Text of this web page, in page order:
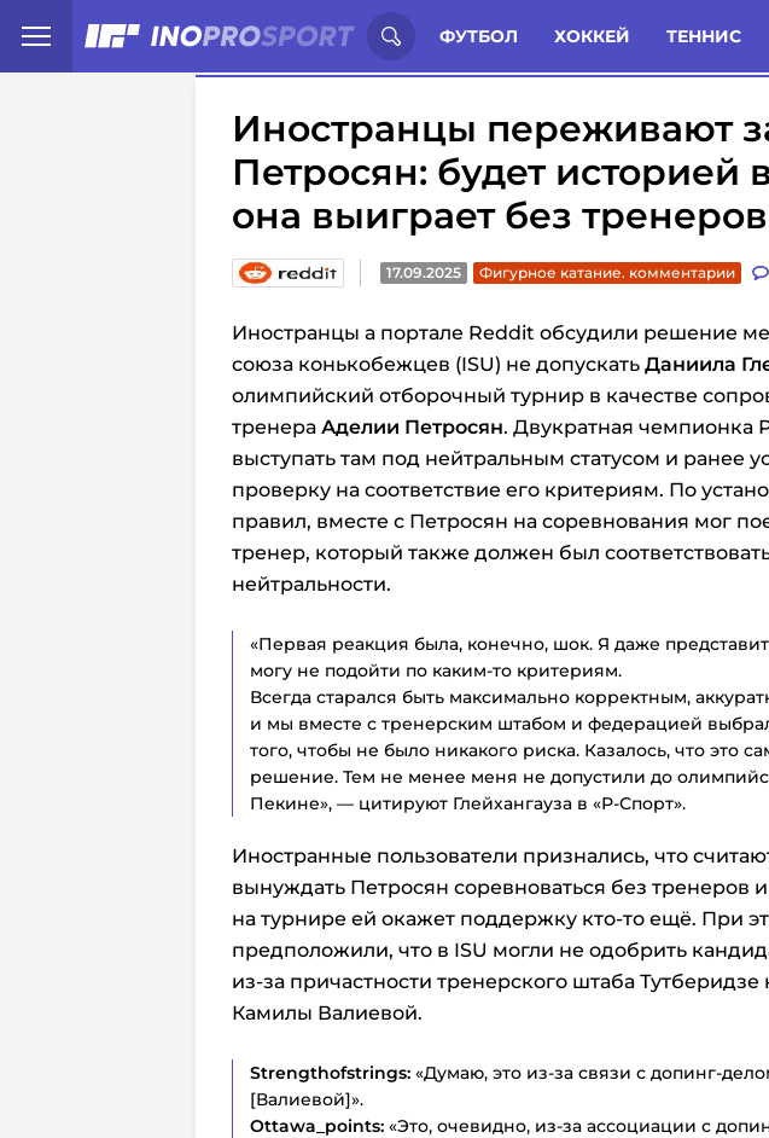
ФУТБОЛ ХОККЕЙ ТЕННИС
Иностранцы о спорте России: Статьи Комменты Новости
Иностранцы переживают
Петросян: будет историей
она выиграет без тренеров
17.09.2025 Фигурное катание. комментарии
Иностранцы а портале Reddit обсудили решение
союза конькобежцев (ISU) не допускать Даниила
олимпийский отборочный турнир в качестве
тренера Аделии Петросян. Двукратная чемпионка
выступать там под нейтральным статусом и ранее
проверку на соответствие его критериям. По
правил, вместе с Петросян на соревнования мог
тренер, который также должен был
нейтральности.
«Первая реакция была, конечно, шок. Я даже
могу не подойти по каким-то критериям.
Всегда старался быть максимально корректным,
и мы вместе с тренерским штабом и федерацией
того, чтобы не было никакого риска. Казалось, что это
решение. Тем не менее меня не допустили до
Пекине», — цитируют Глейхангауза в «Р-Спорт».
Иностранные пользователи признались, что
вынуждать Петросян соревноваться без тренеров
на турнире ей окажет поддержку кто-то ещё. При
предположили, что в ISU могли не одобрить
из-за причастности тренерского штаба
Камилы Валиевой.
Strengthofstrings: «Думаю, это из-за связи с допинг-
[Валиевой]».
Ottawa_points: «Это, очевидно, из-за ассоциации с